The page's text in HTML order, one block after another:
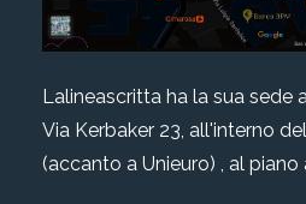
Lalineascritta ha la sua sede
Via Kerbaker 23, all'interno
(accanto a Unieuro) , al